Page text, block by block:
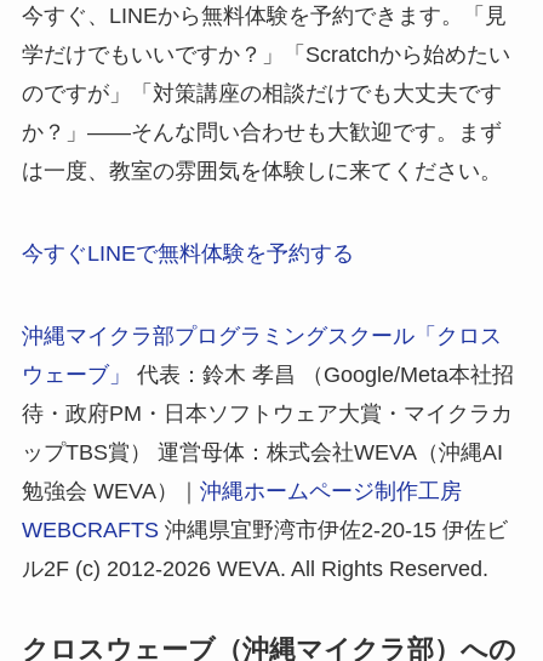
今すぐ、LINEから無料体験を予約できます。「見
学だけでもいいですか？」「Scratchから始めたい
のですが」「対策講座の相談だけでも大丈夫です
か？」——そんな問い合わせも大歓迎です。まず
は一度、教室の雰囲気を体験しに来てください。
今すぐLINEで無料体験を予約する
沖縄マイクラ部プログラミングスクール「クロス
ウェーブ」
代表：鈴木 孝昌 （Google/Meta本社招
待・政府PM・日本ソフトウェア大賞・マイクラカ
ップTBS賞） 運営母体：株式会社WEVA（沖縄AI
勉強会 WEVA）｜ 沖縄ホームページ制作工房
WEBCRAFTS沖縄県宜野湾市伊佐2-20-15 伊佐ビ
ル2F (c) 2012-2026 WEVA. All Rights Reserved.
クロスウェーブ（沖縄マイクラ部）への